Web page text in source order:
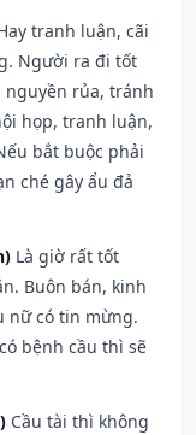
tranh luận, cãi
Người ra đi tốt
rủa, tránh
họp, tranh luận,
bắt buộc phải
ché gây ẩu đả
Là giờ rất tốt
Buôn bán, kinh
nữ có tin mừng.
bệnh cầu thì sẽ
Cầu tài thì không